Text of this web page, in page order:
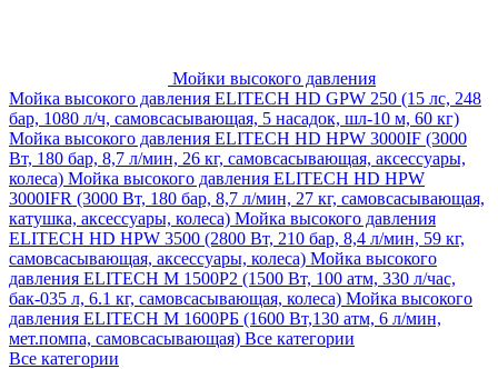
Мойки высокого давления
Мойка высокого давления ELITECH HD GPW 250 (15 лс, 248
бар, 1080 л/ч, самовсасывающая, 5 насадок, шл-10 м, 60 кг)
Мойка высокого давления ELITECH HD HPW 3000IF (3000
Вт, 180 бар, 8,7 л/мин, 26 кг, самовсасывающая, аксессуары,
колеса) Мойка высокого давления ELITECH HD HPW
3000IFR (3000 Вт, 180 бар, 8,7 л/мин, 27 кг, самовсасывающая,
катушка, аксессуары, колеса) Мойка высокого давления
ELITECH HD HPW 3500 (2800 Вт, 210 бар, 8,4 л/мин, 59 кг,
самовсасывающая, аксессуары, колеса) Мойка высокого
давления ELITECH M 1500P2 (1500 Вт, 100 атм, 330 л/час,
бак-035 л, 6.1 кг, самовсасывающая, колеса) Мойка высокого
давления ELITECH М 1600РБ (1600 Вт,130 атм, 6 л/мин,
мет.помпа, самовсасывающая) Все категории
Все категории